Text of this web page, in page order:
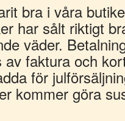
bra i våra
har sålt riktigt
väder.
av faktura och
för
kommer göra